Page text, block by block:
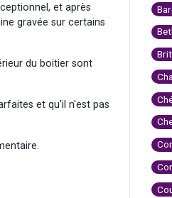
et après
gravée sur certains
du boitier sont
et qu'il n'est pas